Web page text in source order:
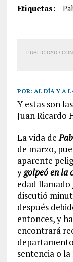
Etiquetas:
PUBLICIDAD /
POR: AL DÍA Y A
Y estas son
Juan Ricardo
La vida de
de marzo,
aparente
ygolpeó en la
edad llamado
discutió
después
entonces, y
encontrará
sentencia o la